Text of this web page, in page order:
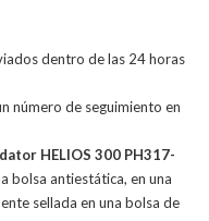
dentro de las 24 horas
número de seguimiento en
HELIOS 300 PH317-
bolsa antiestática, en una
sellada en una bolsa de